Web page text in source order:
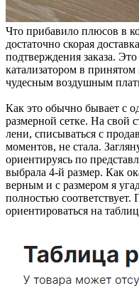
Что прибавило плюсов в
достаточно скорая
подтверждения заказа.
катализатором в
чудесным воздушным
Как это обычно бывает с
размерной сетке. На свой
лени, списываться с
моментов, не стала.
ориентируясь по
выбрала 4-й размер. Как
верным и с размером я
полностью
ориентироваться на